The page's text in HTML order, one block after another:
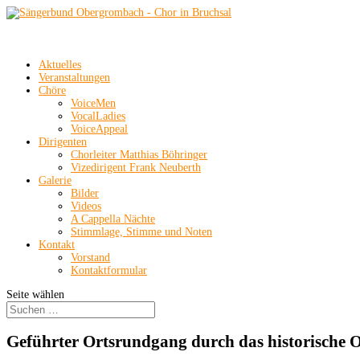
Aktuelles
Veranstaltungen
Chöre
VoiceMen
VocalLadies
VoiceAppeal
Dirigenten
Chorleiter Matthias Böhringer
Vizedirigent Frank Neuberth
Galerie
Bilder
Videos
A Cappella Nächte
Stimmlage, Stimme und Noten
Kontakt
Vorstand
Kontaktformular
Seite wählen
Geführter Ortsrundgang durch das historische